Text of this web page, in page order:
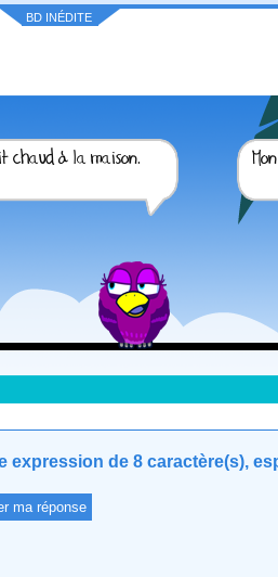
BD INÉDITE
expression de 8 caractère(s),